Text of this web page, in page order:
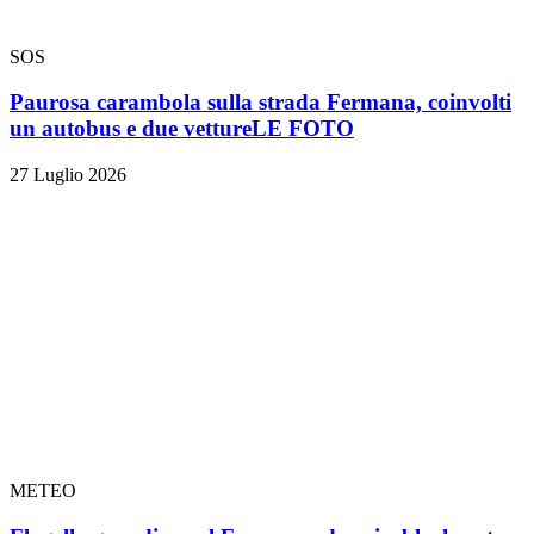
SOS
Paurosa carambola sulla strada Fermana, coinvolti
un autobus e due vettureLE FOTO
27 Luglio 2026
METEO